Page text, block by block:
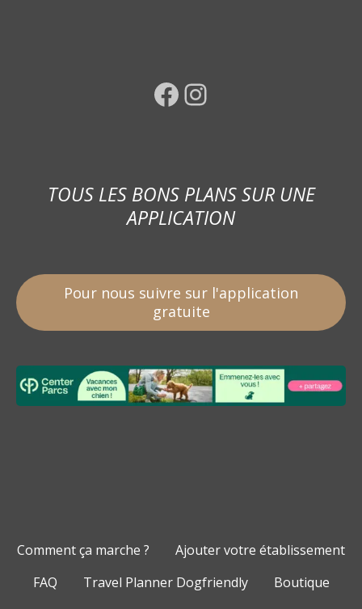
Facebook Instagram
TOUS LES BONS PLANS SUR UNE
APPLICATION
Pour nous suivre sur l'application
gratuite
Comment ça marche ?
Ajouter votre établissement
FAQ
Travel Planner Dogfriendly
Boutique